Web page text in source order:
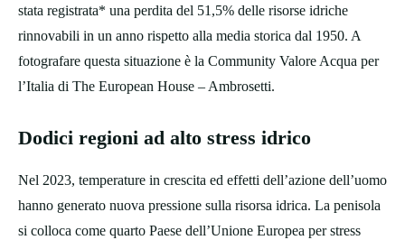
stata registrata* una perdita del 51,5% delle risorse idriche
rinnovabili in un anno rispetto alla media storica dal 1950. A
fotografare questa situazione è la Community Valore Acqua per
l’Italia di The European House – Ambrosetti.
Dodici regioni ad alto stress idrico
Nel 2023, temperature in crescita ed effetti dell’azione dell’uomo
hanno generato nuova pressione sulla risorsa idrica. La penisola
si colloca come quarto Paese dell’Unione Europea per stress